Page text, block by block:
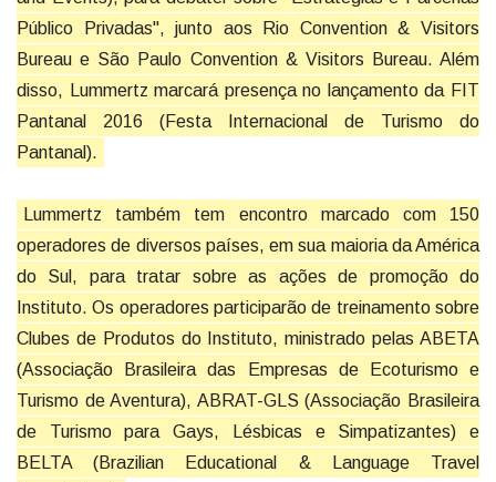
Público Privadas", junto aos Rio Convention & Visitors
Bureau e São Paulo Convention & Visitors Bureau. Além
disso, Lummertz marcará presença no lançamento da FIT
Pantanal 2016 (Festa Internacional de Turismo do
Pantanal).
Lummertz também tem encontro marcado com 150
operadores de diversos países, em sua maioria da América
do Sul, para tratar sobre as ações de promoção do
Instituto. Os operadores participarão de treinamento sobre
Clubes de Produtos do Instituto, ministrado pelas ABETA
(Associação Brasileira das Empresas de Ecoturismo e
Turismo de Aventura), ABRAT-GLS (Associação Brasileira
de Turismo para Gays, Lésbicas e Simpatizantes) e
BELTA (Brazilian Educational & Language Travel